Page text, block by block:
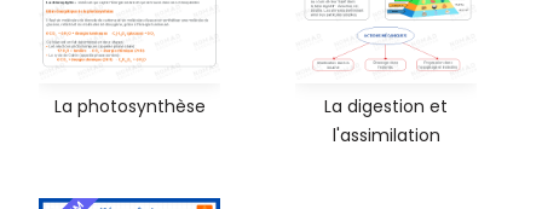
La photosynthèse
La digestion et
l'assimilation